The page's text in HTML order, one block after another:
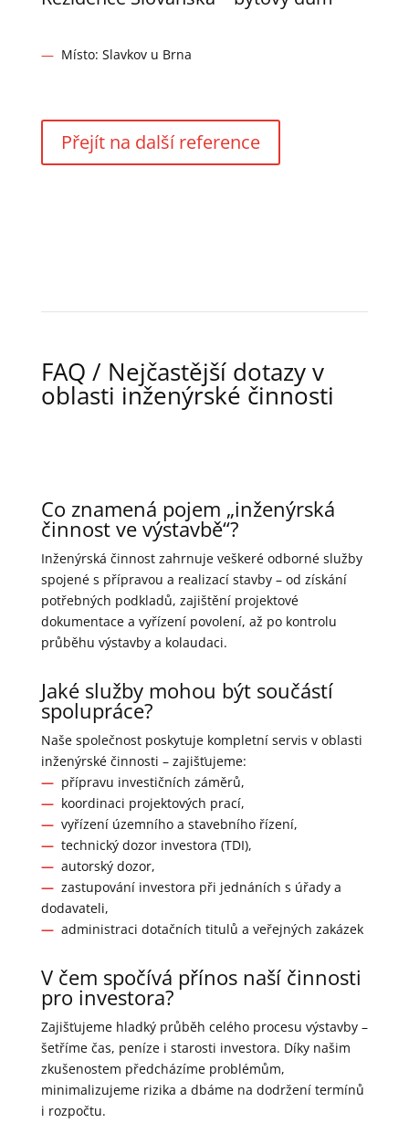
—Místo: Slavkov u Brna
Přejít na další reference
FAQ / Nejčastější dotazy v
oblasti inženýrské činnosti
Co znamená pojem „inženýrská
činnost ve výstavbě“?
Inženýrská činnost zahrnuje veškeré odborné služby
spojené s přípravou a realizací stavby – od získání
potřebných podkladů, zajištění projektové
dokumentace a vyřízení povolení, až po kontrolu
průběhu výstavby a kolaudaci.
Jaké služby mohou být součástí
spolupráce?
Naše společnost poskytuje kompletní servis v oblasti
inženýrské činnosti – zajišťujeme:
—přípravu investičních záměrů,
—koordinaci projektových prací,
—vyřízení územního a stavebního řízení,
—technický dozor investora (TDI),
—autorský dozor,
—zastupování investora při jednáních s úřady a
dodavateli,
—administraci dotačních titulů a veřejných zakázek
V čem spočívá přínos naší činnosti
pro investora?
Zajišťujeme hladký průběh celého procesu výstavby –
šetříme čas, peníze i starosti investora. Díky našim
zkušenostem předcházíme problémům,
minimalizujeme rizika a dbáme na dodržení termínů
i rozpočtu.